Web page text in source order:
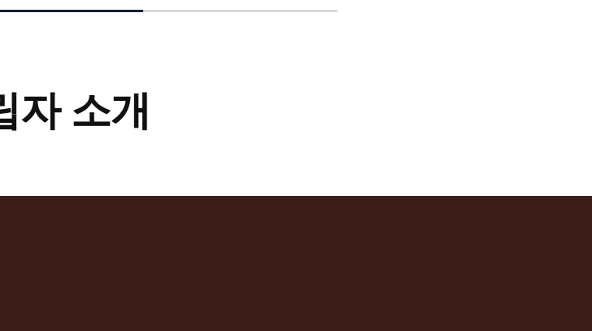
자 소개